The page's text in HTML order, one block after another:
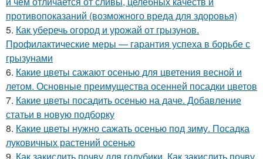
противопоказаний (возможного вреда для здоровья)
5. Как уберечь огород и урожай от грызунов.
Профилактические меры — гарантия успеха в борьбе с
грызунами
6. Какие цветы сажают осенью для цветения весной и
летом. Основные преимущества осенней посадки цветов
7. Какие цветы посадить осенью на даче. Добавление
статьи в новую подборку
8. Какие цветы нужно сажать осенью под зиму. Посадка
луковичных растений осенью
9. Как закислить почву для голубики. Как закислить почву